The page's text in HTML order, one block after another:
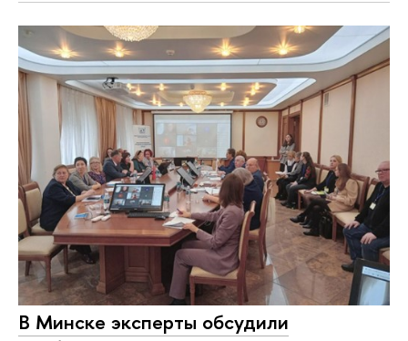
В Минске эксперты обсудили